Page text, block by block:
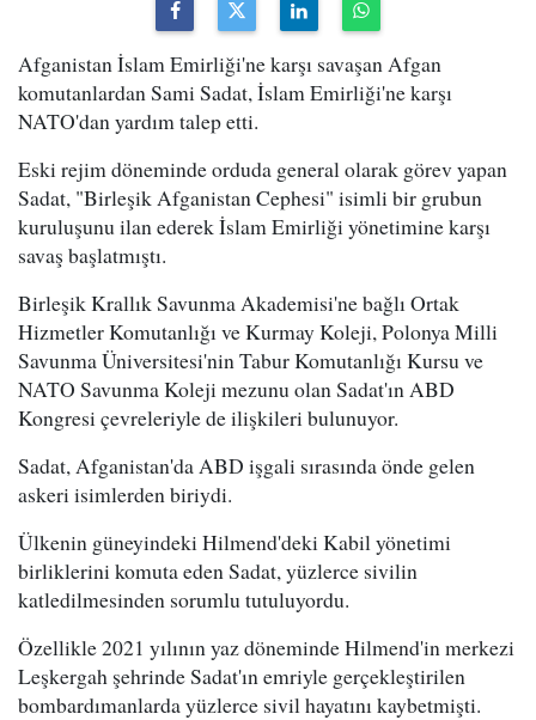
Afganistan İslam Emirliği'ne karşı savaşan Afgan
komutanlardan Sami Sadat, İslam Emirliği'ne karşı
NATO'dan yardım talep etti.
Eski rejim döneminde orduda general olarak görev yapan
Sadat, "Birleşik Afganistan Cephesi" isimli bir grubun
kuruluşunu ilan ederek İslam Emirliği yönetimine karşı
savaş başlatmıştı.
Birleşik Krallık Savunma Akademisi'ne bağlı Ortak
Hizmetler Komutanlığı ve Kurmay Koleji, Polonya Milli
Savunma Üniversitesi'nin Tabur Komutanlığı Kursu ve
NATO Savunma Koleji mezunu olan Sadat'ın ABD
Kongresi çevreleriyle de ilişkileri bulunuyor.
Sadat, Afganistan'da ABD işgali sırasında önde gelen
askeri isimlerden biriydi.
Ülkenin güneyindeki Hilmend'deki Kabil yönetimi
birliklerini komuta eden Sadat, yüzlerce sivilin
katledilmesinden sorumlu tutuluyordu.
Özellikle 2021 yılının yaz döneminde Hilmend'in merkezi
Leşkergah şehrinde Sadat'ın emriyle gerçekleştirilen
bombardımanlarda yüzlerce sivil hayatını kaybetmişti.